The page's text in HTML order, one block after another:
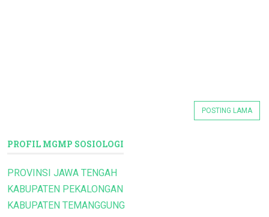
POSTING LAMA
PROFIL MGMP SOSIOLOGI
PROVINSI JAWA TENGAH
KABUPATEN PEKALONGAN
KABUPATEN TEMANGGUNG